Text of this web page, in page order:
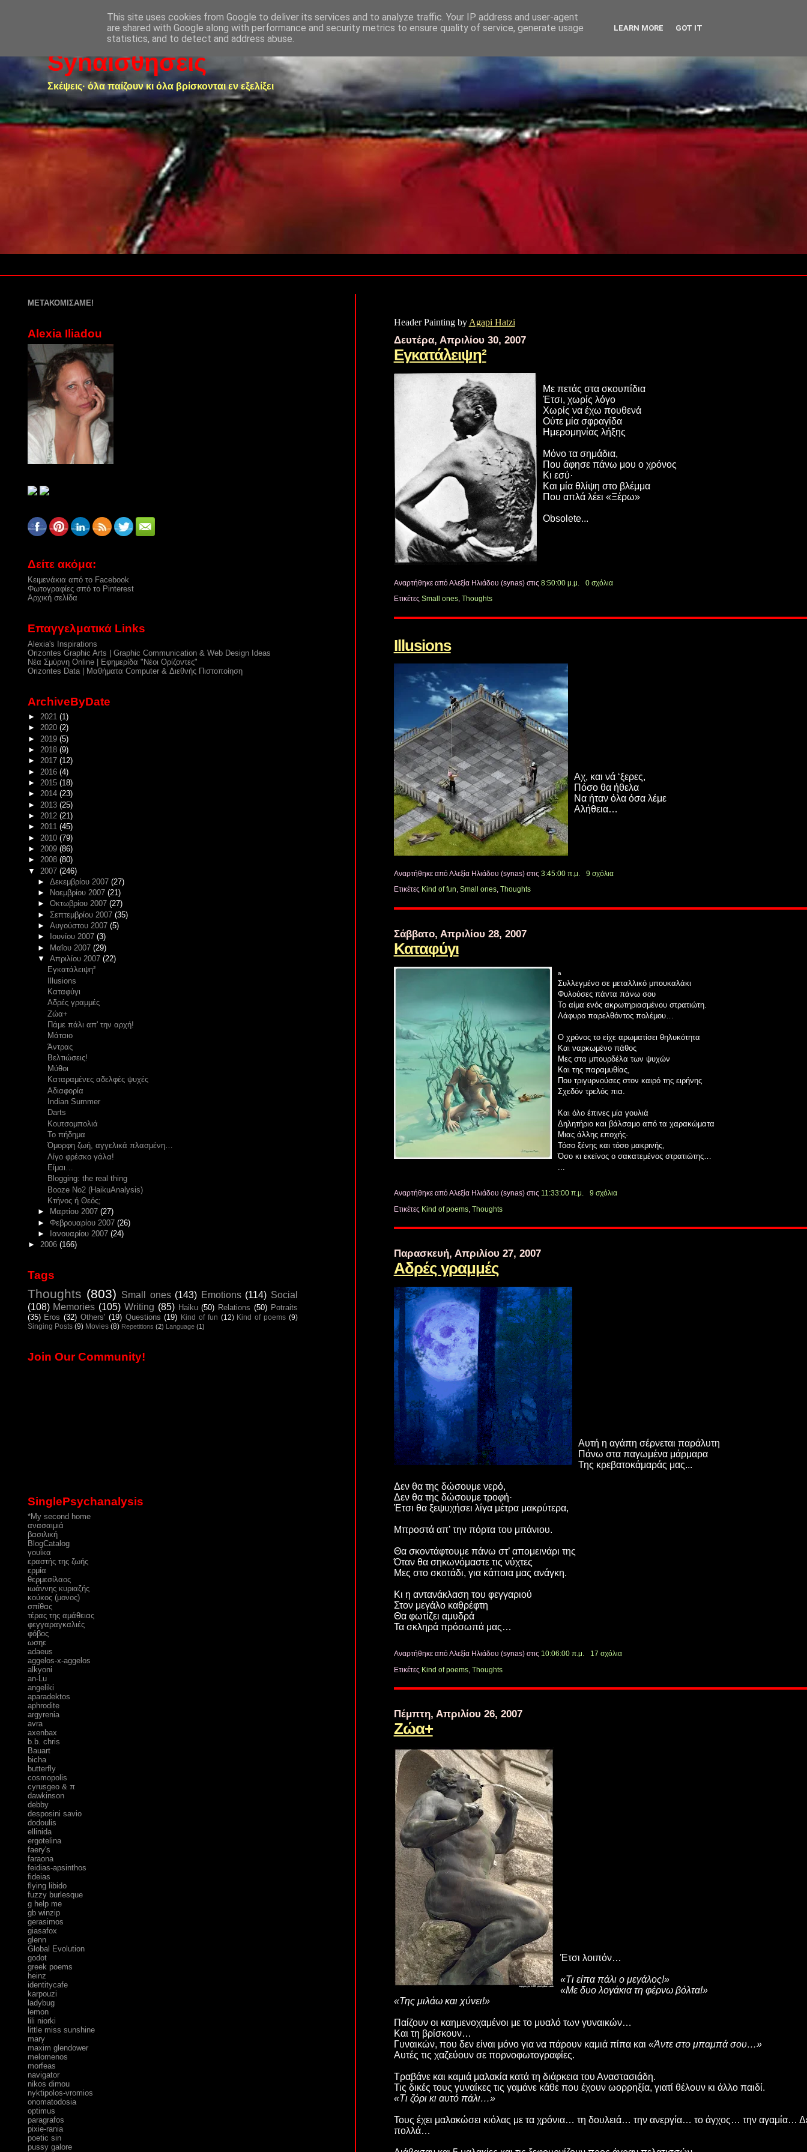
Synαισθήσεις
Σκέψεις· όλα παίζουν κι όλα βρίσκονται εν εξελίξει
Header Painting by Agapi Hatzi
Δευτέρα, Απριλίου 30, 2007
Εγκατάλειψη²
Με πετάς στα σκουπίδια
Έτσι, χωρίς λόγο
Χωρίς να έχω πουθενά
Ούτε μία σφραγίδα
Ημερομηνίας λήξης
Μόνο τα σημάδια,
Που άφησε πάνω μου ο χρόνος
Κι εσύ·
Και μία θλίψη στο βλέμμα
Που απλά λέει «Ξέρω»
Obsolete...
Αναρτήθηκε από Αλεξία Ηλιάδου (synas) στις 8:50:00 μ.μ.
0 σχόλια
Ετικέτες Small ones, Thoughts
Illusions
Αχ, και νά ‘ξερες,
Πόσο θα ήθελα
Να ήταν όλα όσα λέμε
Αλήθεια…
Αναρτήθηκε από Αλεξία Ηλιάδου (synas) στις 3:45:00 π.μ.
9 σχόλια
Ετικέτες Kind of fun, Small ones, Thoughts
Σάββατο, Απριλίου 28, 2007
Καταφύγι
a
Συλλεγμένο σε μεταλλικό μπουκαλάκι
Φυλούσες πάντα πάνω σου
Το αίμα ενός ακρωτηριασμένου στρατιώτη.
Λάφυρο παρελθόντος πολέμου…
Ο χρόνος το είχε αρωματίσει θηλυκότητα
Και ναρκωμένο πάθος
Μες στα μπουρδέλα των ψυχών
Και της παραμυθίας,
Που τριγυρνούσες στον καιρό της ειρήνης
Σχεδόν τρελός πια.
Και όλο έπινες μία γουλιά
Δηλητήριο και βάλσαμο από τα χαρακώματα
Μιας άλλης εποχής·
Τόσο ξένης και τόσο μακρινής,
Όσο κι εκείνος ο σακατεμένος στρατιώτης…
...
Αναρτήθηκε από Αλεξία Ηλιάδου (synas) στις 11:33:00 π.μ.
9 σχόλια
Ετικέτες Kind of poems, Thoughts
Παρασκευή, Απριλίου 27, 2007
Αδρές γραμμές
Αυτή η αγάπη σέρνεται παράλυτη
Πάνω στα παγωμένα μάρμαρα
Της κρεβατοκάμαράς μας...
Δεν θα της δώσουμε νερό,
Δεν θα της δώσουμε τροφή·
Έτσι θα ξεψυχήσει λίγα μέτρα μακρύτερα,
Μπροστά απ’ την πόρτα του μπάνιου.
Θα σκοντάφτουμε πάνω στ’ απομεινάρι της
Όταν θα σηκωνόμαστε τις νύχτες
Μες στο σκοτάδι, για κάποια μας ανάγκη.
Κι η αντανάκλαση του φεγγαριού
Στον μεγάλο καθρέφτη
Θα φωτίζει αμυδρά
Τα σκληρά πρόσωπά μας…
Αναρτήθηκε από Αλεξία Ηλιάδου (synas) στις 10:06:00 π.μ.
17 σχόλια
Ετικέτες Kind of poems, Thoughts
Πέμπτη, Απριλίου 26, 2007
Ζώα+
Έτσι λοιπόν…
«Τι είπα πάλι ο μεγάλος!»
«Με δυο λογάκια τη φέρνω βόλτα!»
«Της μιλάω και χύνει!»
Παίζουν οι καημενοχαμένοι με το μυαλό των γυναικών…
Και τη βρίσκουν…
Γυναικών, που δεν είναι μόνο για να πάρουν καμιά πίπα και «Άντε στο μπαμπά σου…»
Αυτές τις χαζεύουν σε πορνοφωτογραφίες.
Τραβάνε και καμιά μαλακία κατά τη διάρκεια του Αναστασιάδη.
Τις δικές τους γυναίκες τις γαμάνε κάθε που έχουν ωορρηξία, γιατί θέλουν κι άλλο παιδί.
«Τι ζόρι κι αυτό πάλι…»
Τους έχει μαλακώσει κιόλας με τα χρόνια… τη δουλειά… την ανεργία… το άγχος… την αγαμία…
πολλά…
ΜΕΤΑΚΟΜΙΣΑΜΕ!
Alexia Iliadou
Δείτε ακόμα:
Κειμενάκια από το Facebook
Φωτογραφίες σπό το Pinterest
Αρχική σελίδα
Επαγγελματικά Links
Alexia's Inspirations
Orizontes Graphic Arts | Graphic Communication & Web Design Ideas
Νέα Σμύρνη Online | Εφημερίδα "Νέοι Ορίζοντες"
Orizontes Data | Μαθήματα Computer & Διεθνής Πιστοποίηση
ArchiveByDate
► 2021 (1)
► 2020 (2)
► 2019 (5)
► 2018 (9)
► 2017 (12)
► 2016 (4)
► 2015 (18)
► 2014 (23)
► 2013 (25)
► 2012 (21)
► 2011 (45)
► 2010 (79)
► 2009 (86)
► 2008 (80)
▼ 2007 (246)
► Δεκεμβρίου 2007 (27)
►
Νοεμβρίου 2007 (21)
► Οκτωβρίου 2007 (27)
► Σεπτεμβρίου 2007 (35)
► Αυγούστου 2007 (5)
►
Ιουνίου 2007 (3)
► Μαΐου 2007 (29)
▼ Απριλίου 2007 (22)
Εγκατάλειψη²
Illusions
Καταφύγι
Αδρές γραμμές
Ζώα+
Πάμε πάλι απ' την αρχή!
Μάταιο
Άντρας
Βελτιώσεις!
Μύθοι
Καταραμένες αδελφές ψυχές
Αδιαφορία
Indian Summer
Darts
Κουτσομπολιά
Το πήδημα
Όμορφη ζωή, αγγελικά πλασμένη…
Λίγο φρέσκο γάλα!
Είμαι…
Blogging: the real thing
Booze Νο2 (HaikuAnalysis)
Κτήνος ή Θεός;
►
Μαρτίου 2007 (27)
► Φεβρουαρίου 2007 (26)
►
Ιανουαρίου 2007 (24)
► 2006 (166)
Tags
Thoughts (803) Small ones (143) Emotions (114) Social
(108) Memories (105) Writing (85) Haiku (50) Relations (50) Potraits
(35) Eros (32) Others' (19) Questions (19) Kind of fun (12) Kind of poems (9)
Singing Posts (9) Movies (8) Repetitions (2) Language (1)
Join Our Community!
SinglePsychanalysis
*My second home
ανασαιμιά
βασιλική
ΒlogCatalog
γουΐκα
εραστής της ζωής
ερμία
θερμεσίλαος
ιωάννης κυριαζής
κούκος (μονος)
σπίθας
τέρας της αμάθειας
φεγγαραγκαλιές
φόβος
ωσηε
adaeus
aggelos-x-aggelos
alkyoni
an-Lu
angeliki
aparadektos
aphrodite
argyrenia
avra
axenbax
b.b. chris
Bauart
bicha
butterfly
cosmopolis
cyrusgeo & π
dawkinson
debby
desposini savio
dodoulis
ellinida
ergotelina
faery's
faraona
feidias-apsinthos
fideias
flying libido
fuzzy burlesque
g help me
gb winzip
gerasimos
giasafox
glenn
Global Evolution
godot
greek poems
heinz
identitycafe
karpouzi
ladybug
lemon
lili niorki
little miss sunshine
mary
maxim glendower
melomenos
morfeas
navigator
nikos dimou
nyktipolos-vromios
onomatodosia
optimus
paragrafos
pixie-rania
poetic sin
pussy galore
This site uses cookies from Google to deliver its services and to analyze traffic. Your IP address and user-agent
are shared with Google along with performance and security metrics to ensure quality of service, generate usage
statistics, and to detect and address abuse.
LEARN MORE GOT IT